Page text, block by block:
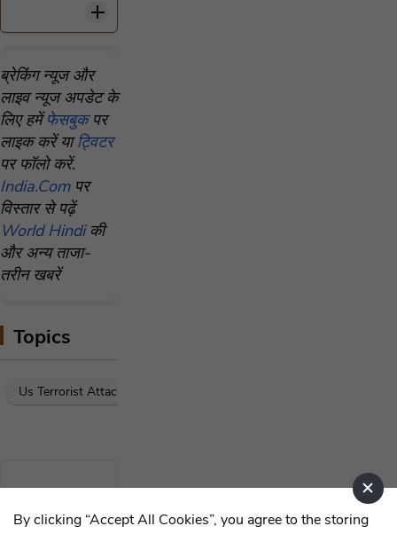
ब्रेकिंग न्यूज और
लाइव न्यूज अपडेट के
लिए हमेंफेसबुकपर
लाइक करें याट्विटर
पर फॉलो करें.
India.Comपर
विस्तार से पढ़ें
World Hindiकी
और अन्य ताजा-
तरीन खबरें
Topics
Us Terrorist Attack
By clicking “Accept All Cookies”, you agree to the storing